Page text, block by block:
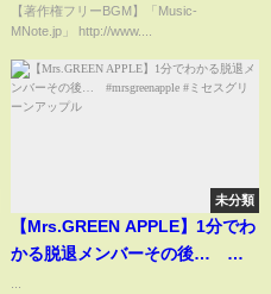
【著作権フリーBGM】「Music-
MNote.jp」 http://www....
未分類
【Mrs.GREEN APPLE】1分でわ
かる脱退メンバーその後…